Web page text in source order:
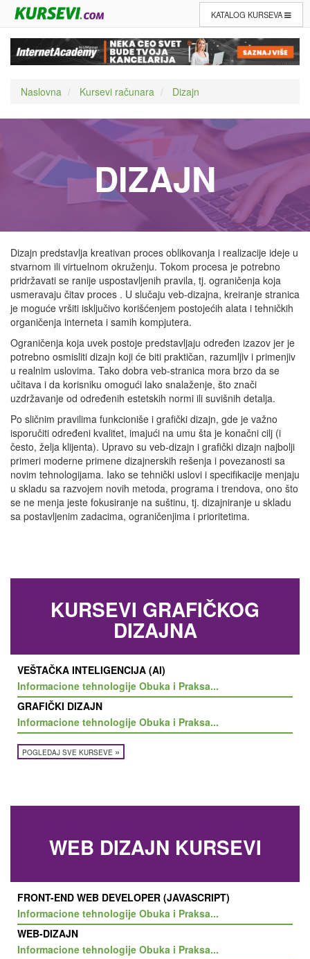
KATALOG KURSEVA
Naslovna Kursevi računara Dizajn
DIZAJN
Dizajn predstavlja kreativan proces oblikovanja i realizacije ideje u
stvarnom ili virtuelnom okruženju. Tokom procesa je potrebno
pridržavati se ranije uspostavljenih pravila, tj. ograničenja koja
usmeravaju čitav proces . U slučaju veb-dizajna, kreiranje stranica
je moguće vršiti isključivo korišćenjem postojećih alata i tehničkih
organičenja interneta i samih kompjutera.
Ograničenja koja uvek postoje predstavljaju određen izazov jer je
potrebno osmisliti dizajn koji će biti praktičan, razumljiv i primenjiv
u realnim uslovima. Tako dobra veb-stranica mora brzo da se
učitava i da korisniku omogući lako snalaženje, što znači
uzdržavanje od određenih estetskih normi ili suvišnih detalja.
Po sličnim pravilima funkcioniše i grafički dizajn, gde je važno
isporučiti određeni kvalitet, imajući na umu šta je konačni cilj (i
često, želja klijenta). Upravo su veb-dizajn i grafički dizajn najbolji
primeri moderne primene dizajnerskih rešenja i povezanosti sa
novim tehnologijama. Iako se tehnički uslovi i specifikacije menjaju
u skladu sa razvojem novih metoda, programa i trendova, ono što
se ne menja jeste fokusiranje na suštinu, tj. dizajniranje u skladu
sa postavljenim zadacima, ograničenjima i prioritetima.
KURSEVI GRAFIČKOG
DIZAJNA
VEŠTAČKA INTELIGENCIJA (AI)
Informacione tehnologije Obuka i Praksa...
GRAFIČKI DIZAJN
Informacione tehnologije Obuka i Praksa...
POGLEDAJ SVE KURSEVE »
WEB DIZAJN KURSEVI
FRONT-END WEB DEVELOPER (JAVASCRIPT)
Informacione tehnologije Obuka i Praksa...
WEB-DIZAJN
Informacione tehnologije Obuka i Praksa...